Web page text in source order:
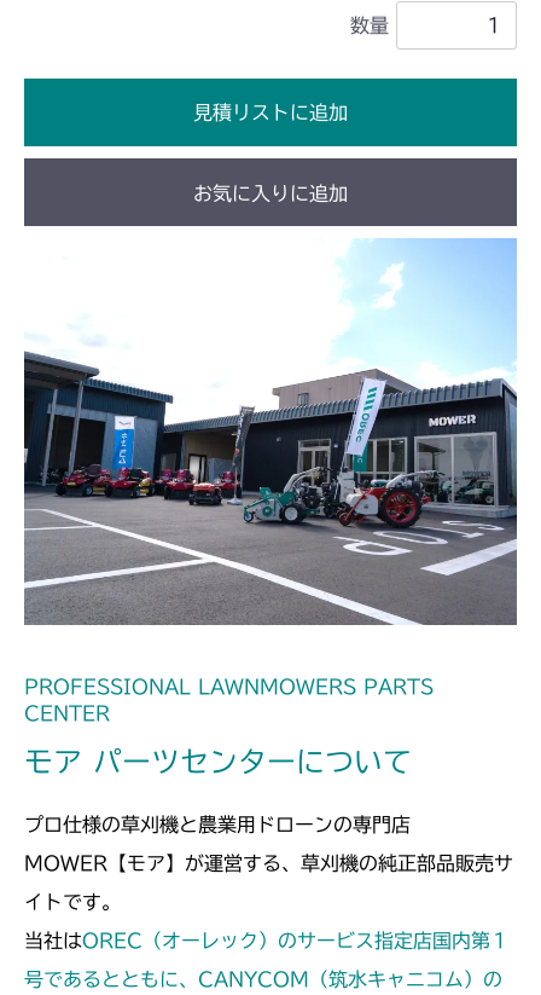
ミッション FIG4 第2軸
本体 FIG17 ステアリング
本体 FIG23 ステアリング
CM250
本体 FIG17 ステアリング
本体 FIG19 ステアリング
本体 FIG24 ステアリング
本体 FIG24 ステアリング
CM2201YC
本体 FIG17 ステアリング
CM2201YCV/YCS
本体 FIG19 ステアリング
ミッション FIG7 PTO
CM2205HC/HCS
本体 FIG11 動力伝達(刈刃)
本体 FIG12 ステアリング
CM2403HC/HCS
本体 FIG16 ステアリング
CM2501
本体 FIG17 ステアリング
CM2503
CMX1402RC
本体 FIG17 ステアリング
ミッション FIG7 PTO
CMX186
フロントデフ FIG4 ナックル
ミッション FIG2 第1軸
CMX224
数量
見積リストに追加
お気に入りに追加
PROFESSIONAL LAWNMOWERS PARTS
CENTER
モア パーツセンターについて
プロ仕様の草刈機と農業用ドローンの専門店
MOWER【モア】が運営する、草刈機の純正部品販売サ
イトです。
当社はOREC（オーレック）のサービス指定店国内第１
号であるとともに、CANYCOM（筑水キャニコム）の